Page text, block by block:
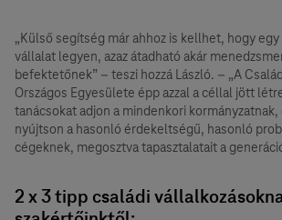
„Külső segítség már ahhoz is kellhet, hogy
vállalat legyen, azaz átadható akár
befektetőnek” – teszi hozzá László. – „A
Országos Egyesülete épp azzal a céllal jött
tanácsokat adjon a mindenkori
nyújtson a hasonló érdekeltségű, hasonló
cégeknek, megosztva tapasztalatait a
2 x 3 tipp családi